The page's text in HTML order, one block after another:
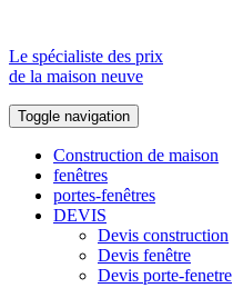
Le spécialiste des prix
de la maison neuve
Toggle navigation
Construction de maison
fenêtres
portes-fenêtres
DEVIS
Devis construction
Devis fenêtre
Devis porte-fenetre